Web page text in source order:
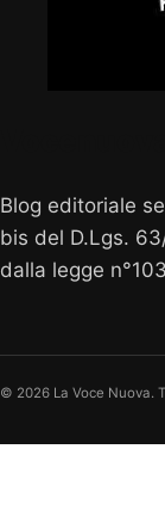
Blog editoriale
bis del D.Lgs.
dalla legge
© 2026 La Voce Nuova.